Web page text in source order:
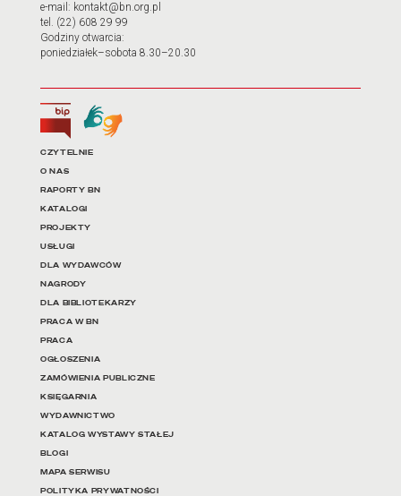
e-mail: kontakt@bn.org.pl
tel. (22) 608 29 99
Godziny otwarcia:
poniedziałek–sobota 8.30–20.30
Biuletyn Informacji Publicznej
Tłumacz języka migowego
Linki do najważniejszych
CZYTELNIE
O NAS
RAPORTY BN
KATALOGI
PROJEKTY
USŁUGI
DLA WYDAWCÓW
NAGRODY
DLA BIBLIOTEKARZY
PRACA W BN
PRACA
OGŁOSZENIA
ZAMÓWIENIA PUBLICZNE
KSIĘGARNIA
WYDAWNICTWO
KATALOG WYSTAWY STAŁEJ
BLOGI
MAPA SERWISU
POLITYKA PRYWATNOŚCI